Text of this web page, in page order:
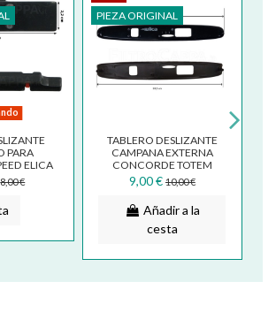
PARA
ELICA
TOTEM
8,00 €
PIEZA ORIGINAL
TABLERO DESLIZANTE
CAMPANA EXTERNA
CONCORDE TOTEM
ELICA 30851CLN
9,00 € 10,00 €
Añadir a la
cesta